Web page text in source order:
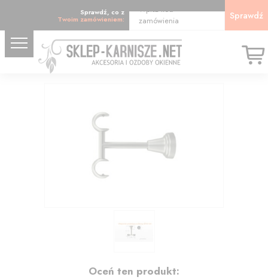
Sprawdź, co z
Twoim zamówieniem:
Wpisz kod
zamówienia
Sprawdź
Oceń ten produkt: